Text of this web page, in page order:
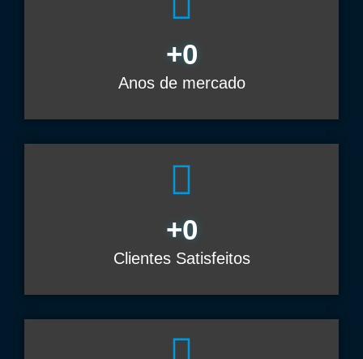
Anos de mercado
+0
Clientes Satisfeitos
+0